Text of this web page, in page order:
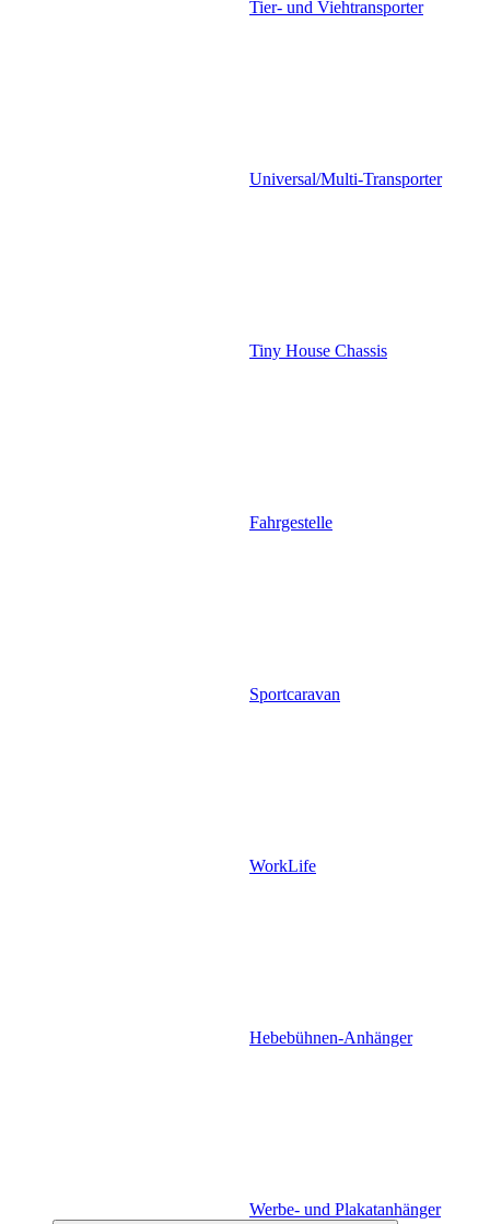
Tier- und Viehtransporter
Universal/Multi-Transporter
Tiny House Chassis
Fahrgestelle
Sportcaravan
WorkLife
Hebebühnen-Anhänger
Werbe- und Plakatanhänger